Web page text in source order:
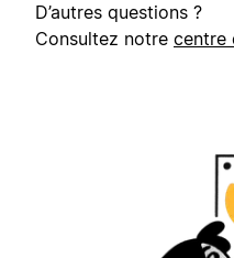
D’autres questions ?
Consultez notre centre